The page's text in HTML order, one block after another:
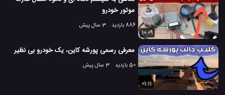
موتور خودرو
886 بازدید
3 سال پیش
10:09
معرفی رسمی پورشه کاین، یک خودرو بی نظیر
50 بازدید 3 سال پیش
01:11